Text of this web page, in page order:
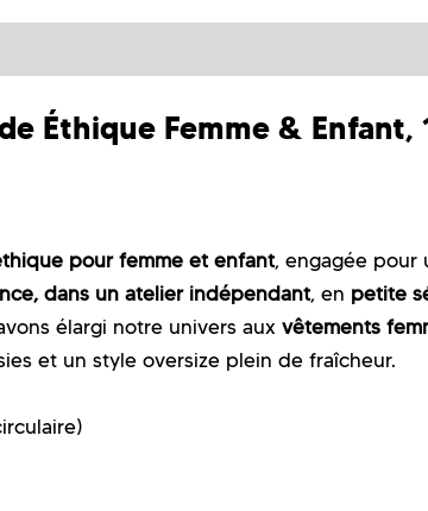
Éthique Femme &
pour femme et enfant, engagée pour
dans un atelier indépendant, en petite
élargi notre univers aux vêtements
et un style oversize plein de fraîcheur.